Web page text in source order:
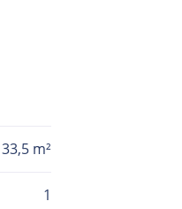
et de
33,5 m²
1